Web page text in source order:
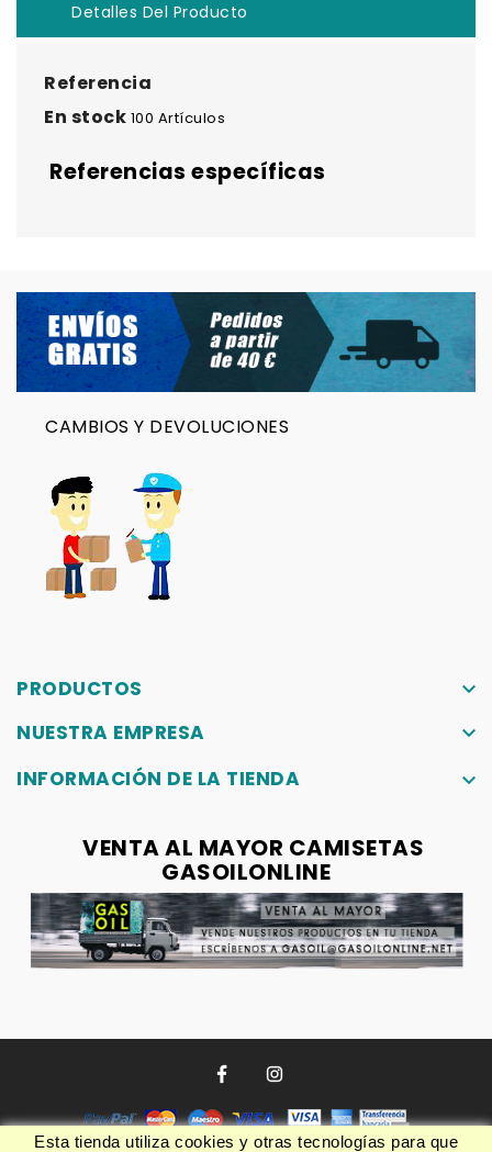
Esta tienda utiliza cookies y otras tecnologías para que
Detalles Del Producto
Referencia
En stock 100 Artículos
Referencias específicas
CAMBIOS Y DEVOLUCIONES
PRODUCTOS
keyboard_arrow_down
NUESTRA EMPRESA
keyboard_arrow_down
INFORMACIÓN DE LA TIENDA
keyboard_arrow_down
VENTA AL MAYOR CAMISETAS
GASOILONLINE